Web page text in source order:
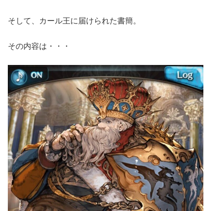
そして、カール王に届けられた書簡。
その内容は・・・